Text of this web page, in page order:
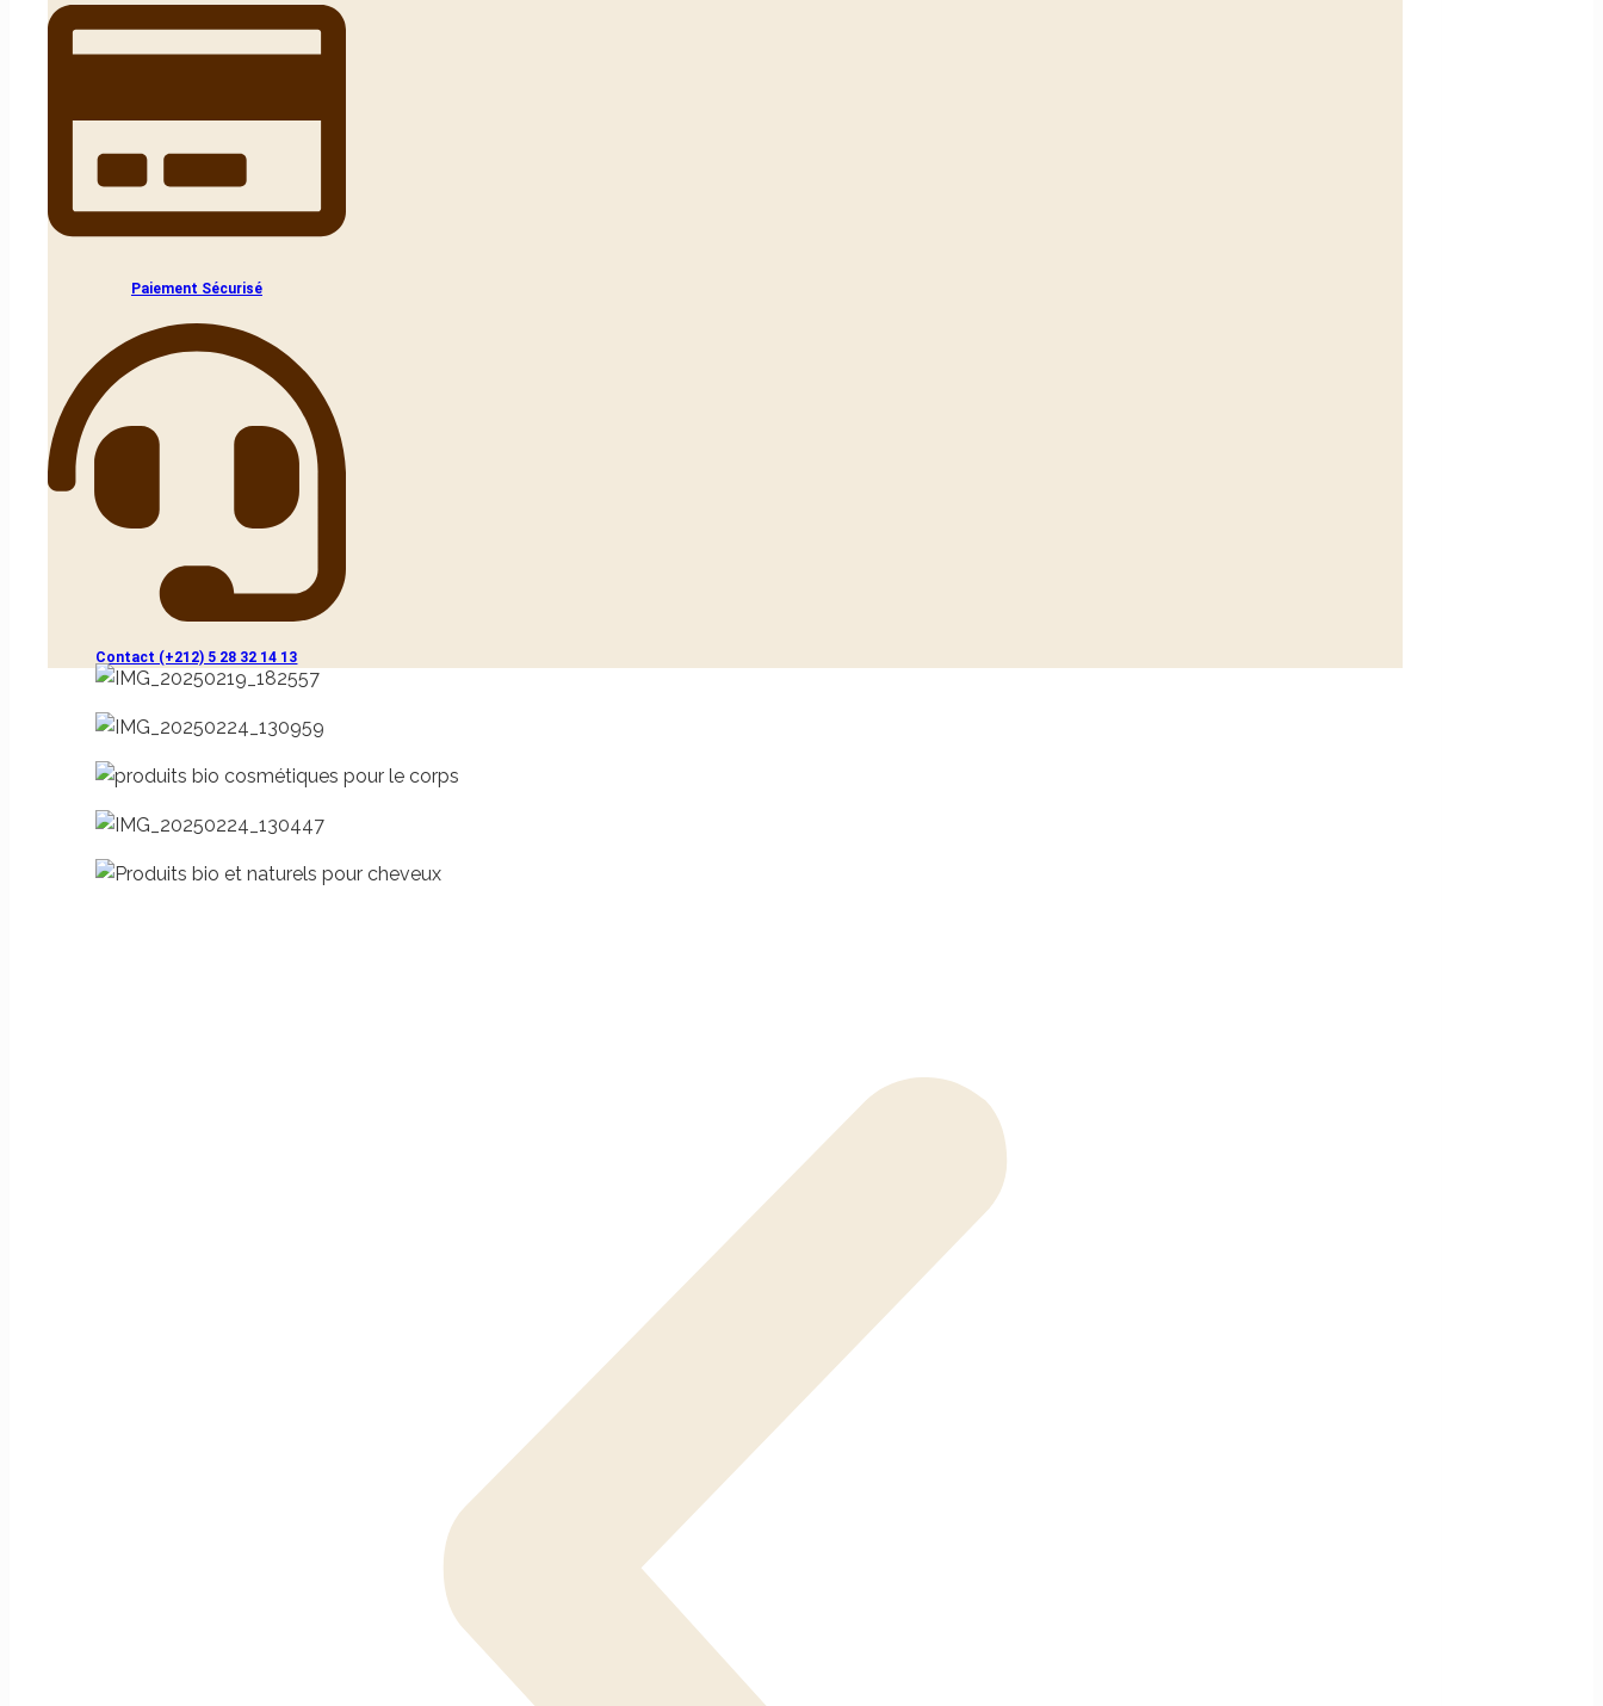
Paiement Sécurisé
Contact (+212) 5 28 32 14 13